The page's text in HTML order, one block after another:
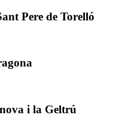
Pere de Torelló
i la Geltrú